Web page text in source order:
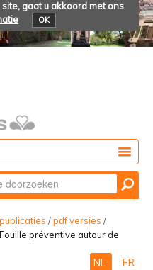
gaat u akkoord met ons
OK
/pdf versies /
préventive autour de
NL FR